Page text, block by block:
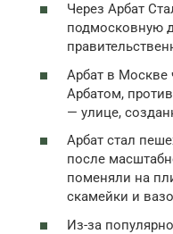
Через Арбат
подмосковную
Арбат в
Арбатом,
— улице,
Арбат стал
после
поменяли на
скамейки и
Из-за